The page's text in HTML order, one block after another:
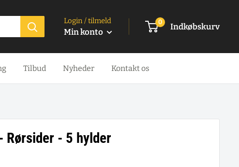
Login / tilmeld
Min konto
0 Indkøbskurv
Tilbud Nyheder Kontakt os
Rørsider - 5 hylder